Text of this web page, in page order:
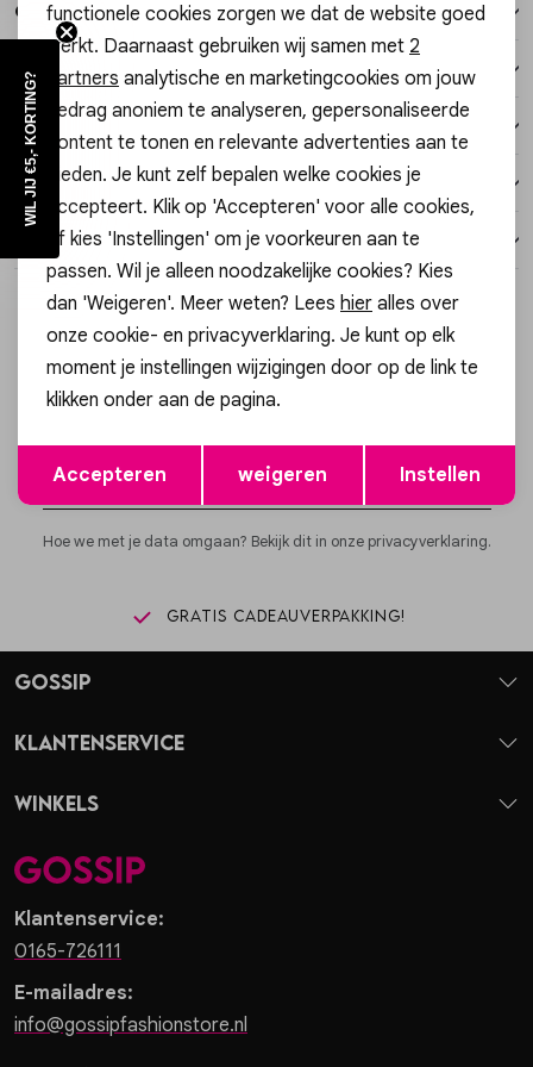
Vesten
Jassen
Lingerie
Over dit item
Winkelvoorraad
Kenmerken
Verzending / Ophalen in de winkel
Retourneren
Altijd als eerste op de hoogte zijn?
Schrijf je in voor onze nieuwsbrief en ontvang dan ook gelijk
Aanmelden
Hoe we met je data omgaan? Bekijk dit in onze privacyverklaring.
Gratis cadeauverpakking!
Klantenservice:
0165-726111
E-mailadres:
info@gossipfashionstore.nl
Gossip
Klantenservice
Winkels
Analytische cookies
Marketing cookies
Opslaan
functionele cookies zorgen we dat de website goed
werkt. Daarnaast gebruiken wij samen met 2
partners analytische en marketingcookies om jouw
gedrag anoniem te analyseren, gepersonaliseerde
content te tonen en relevante advertenties aan te
bieden. Je kunt zelf bepalen welke cookies je
accepteert. Klik op 'Accepteren' voor alle cookies,
of kies 'Instellingen' om je voorkeuren aan te
passen. Wil je alleen noodzakelijke cookies? Kies
dan 'Weigeren'. Meer weten? Lees hier alles over
onze cookie- en privacyverklaring. Je kunt op elk
moment je instellingen wijzigingen door op de link te
klikken onder aan de pagina.
Accepteren weigeren Instellen
WIL JIJ €5,- KORTING?